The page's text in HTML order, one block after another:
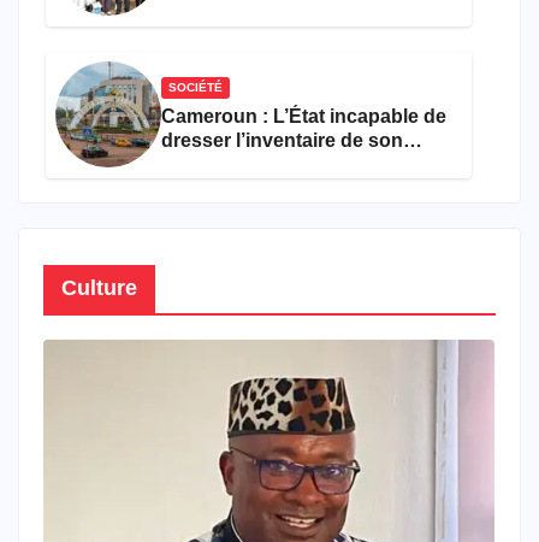
SOCIÉTÉ
Cameroun : L’État incapable de
dresser l’inventaire de son
Culture